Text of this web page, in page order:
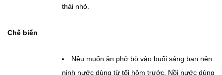
thái nhỏ.
Chế biến
Nều muốn ăn phở bò vào buổi sáng bạn nên
ninh nước dùng từ tối hôm trước. Nồi nước dùng